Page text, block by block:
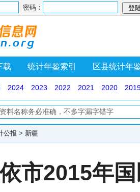
密码：
载 统计年鉴索引 区县统计年
2024 2023 2022 2021 2020
公报 > 新疆
市2015年